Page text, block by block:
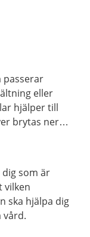
passerar
eller
hjälper till
brytas ner
som är
vilken
ska hjälpa dig
vård.